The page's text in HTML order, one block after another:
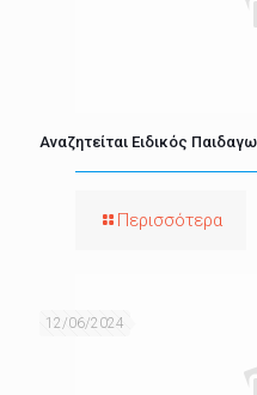
Αναζητείται Ειδικός
Περισσότερα
12/06/2024